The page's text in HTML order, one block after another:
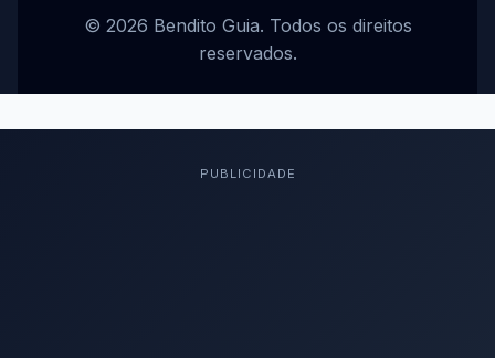
© 2026 Bendito Guia. Todos os direitos
reservados.